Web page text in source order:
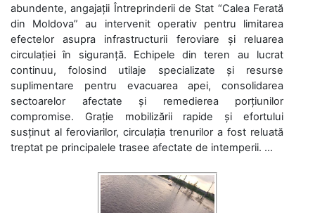
abundente, angajații Întreprinderii de Stat “Calea Ferată
din Moldova” au intervenit operativ pentru limitarea
efectelor asupra infrastructurii feroviare și reluarea
circulației în siguranță. Echipele din teren au lucrat
continuu, folosind utilaje specializate și resurse
suplimentare pentru evacuarea apei, consolidarea
sectoarelor afectate și remedierea porțiunilor
compromise. Grație mobilizării rapide și efortului
susținut al feroviarilor, circulația trenurilor a fost reluată
treptat pe principalele trasee afectate de intemperii. ...